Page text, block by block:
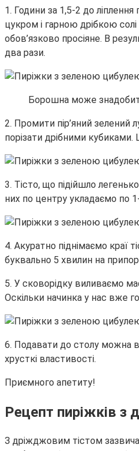
1. Години за 1,5-2 до
цукром і гарною дрібкою
обов’язково просіяне. В
два рази.
Борошна може
2. Промити пір’яний зелений
порізати дрібними кубиками.
3. Тісто, що підійшло
них по центру укладаємо по
4. Акуратно піднімаємо краї
буквально 5 хвилин на
5. У сковорідку виливаємо
Оскільки начинка у нас вже
6. Подавати до столу можна
хрусткі властивості.
Приємного апетиту!
Рецепт пиріжків з
З дріжджовим тістом